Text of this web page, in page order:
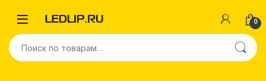
0
Искать: